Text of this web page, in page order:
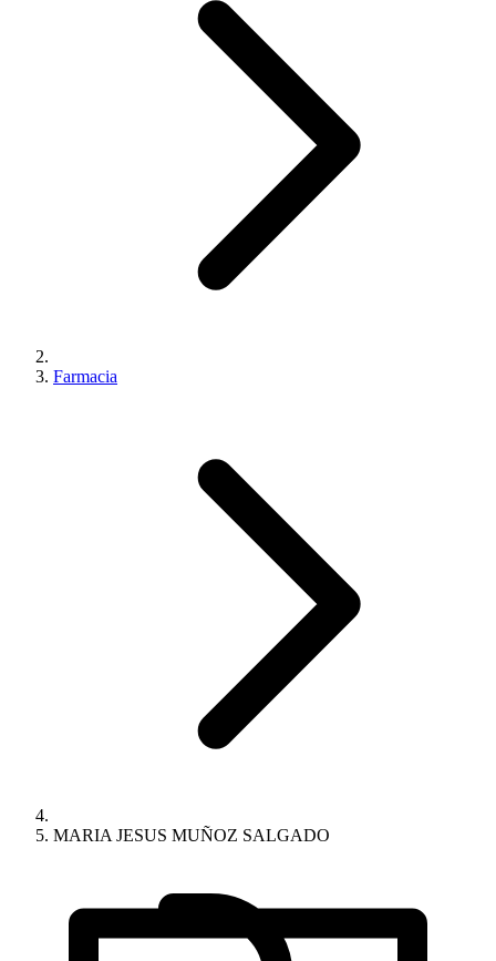
Farmacia
MARIA JESUS MUÑOZ SALGADO